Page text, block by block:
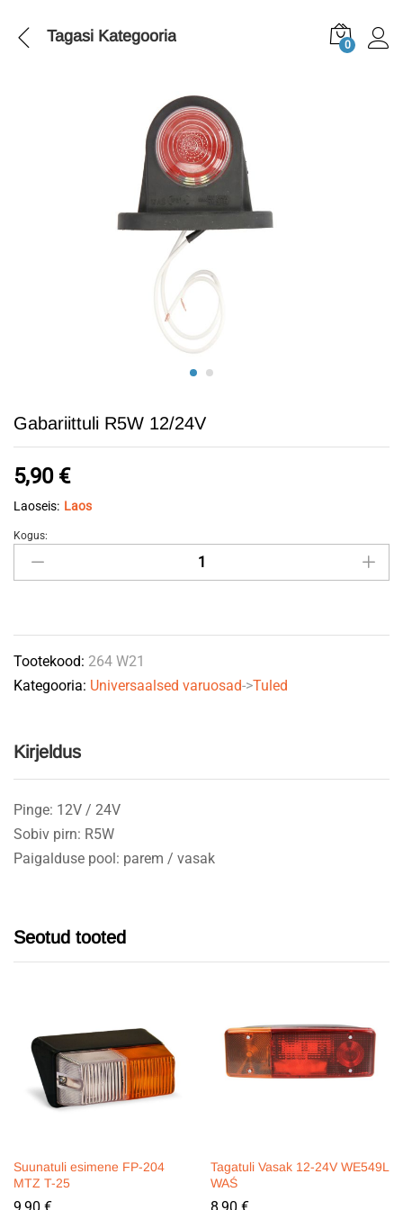
Tagasi Kategooria 0
Gabariittuli R5W 12/24V
5,90 €
Laoseis: Laos
Gabariittuli
R5W
Kogus:
Tootekood: 264 W21
Kategooria: Universaalsed varuosad->Tuled
Kirjeldus
Pinge: 12V / 24V
Sobiv pirn: R5W
Paigalduse pool: parem / vasak
Seotud tooted
Suunatuli esimene FP-204
MTZ T-25
Tagatuli Vasak 12-24V WE549L
WAŚ